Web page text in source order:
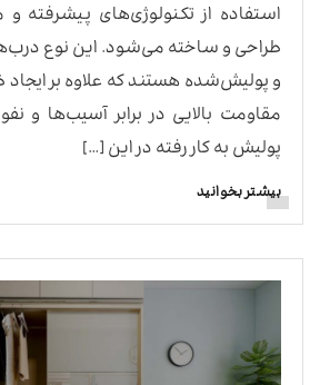
استفاده از تکنولوژی‌های پیشرفته و
طراحی و ساخته می‌شود. این نوع
و پولیش‌شده هستند که علاوه بر ایجاد
مقاومت بالایی در برابر آسیب‌ها و
پولیش به کار رفته در این […]
بیشتر بخوانید